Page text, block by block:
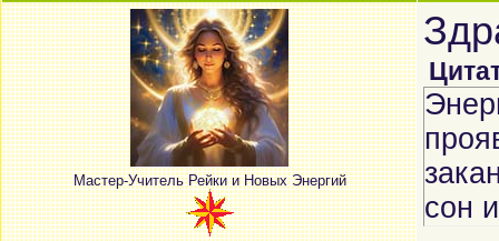
Мастер-Учитель Рейки и Новых Энергий
сон